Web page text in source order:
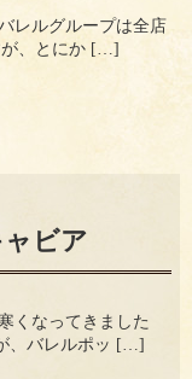
レルグループは全店
が、とにか […]
ビア
くなってきました
、バレルポッ […]